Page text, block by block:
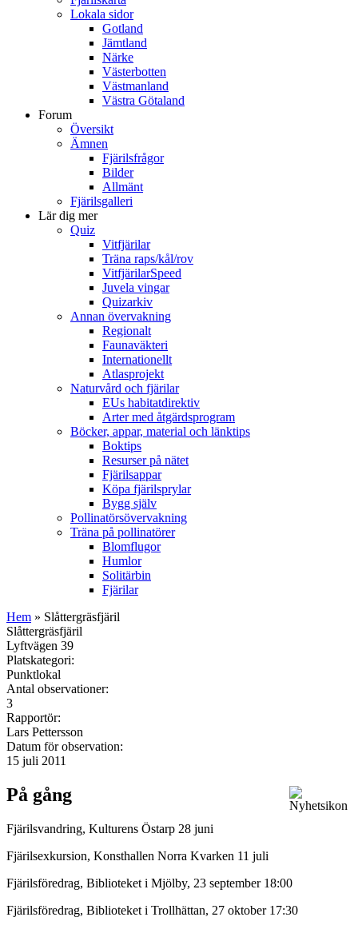
Lokala sidor
Gotland
Jämtland
Närke
Västerbotten
Västmanland
Västra Götaland
Forum
Översikt
Ämnen
Fjärilsfrågor
Bilder
Allmänt
Fjärilsgalleri
Lär dig mer
Quiz
Vitfjärilar
Träna raps/kål/rov
VitfjärilarSpeed
Juvela vingar
Quizarkiv
Annan övervakning
Regionalt
Faunaväkteri
Internationellt
Atlasprojekt
Naturvård och fjärilar
EUs habitatdirektiv
Arter med åtgärdsprogram
Böcker, appar, material och länktips
Boktips
Resurser på nätet
Fjärilsappar
Köpa fjärilsprylar
Bygg själv
Pollinatörsövervakning
Träna på pollinatörer
Blomflugor
Humlor
Solitärbin
Fjärilar
Hem » Slåttergräsfjäril
Slåttergräsfjäril
Lyftvägen 39
Platskategori:
Punktlokal
Antal observationer:
3
Rapportör:
Lars Pettersson
Datum för observation:
15 juli 2011
På gång
Fjärilsvandring, Kulturens Östarp 28 juni
Fjärilsexkursion, Konsthallen Norra Kvarken 11 juli
Fjärilsföredrag, Biblioteket i Mjölby, 23 september 18:00
Fjärilsföredrag, Biblioteket i Trollhättan, 27 oktober 17:30